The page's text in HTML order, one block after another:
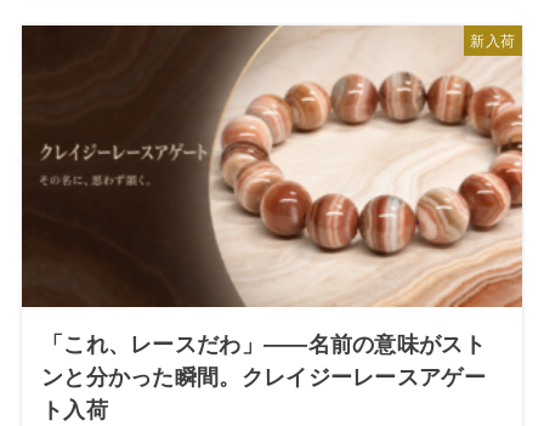
新入荷
「これ、レースだわ」――名前の意味がスト
ンと分かった瞬間。クレイジーレースアゲー
ト入荷